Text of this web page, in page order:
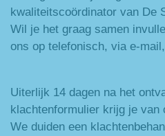
kwaliteitscoördinator van De
Wil je het graag samen
ons op telefonisch, via e-
Uiterlijk 14 dagen na het
klachtenformulier krijg je van
We duiden een